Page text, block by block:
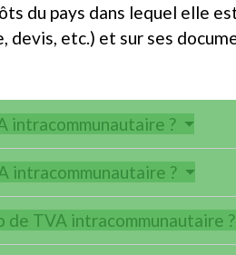
du pays dans lequel elle
devis, etc.) et sur ses
intracommunautaire ?
intracommunautaire ?
de TVA intracommunautaire ?